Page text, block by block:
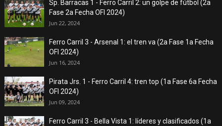
Sp. Barracas 1 - Ferro Carril 2: un golpe de fútbol (2a
Fase 2a Fecha OFI 2024)
Jun 22, 2024
Ferro Carril 3 - Arsenal 1: el tren va (2a Fase 1a Fecha
OFI 2024)
Jun 16, 2024
Pirata Jrs. 1 - Ferro Carril 4: tren top (1a Fase 6a Fecha
OFI 2024)
Jun 09, 2024
Ferro Carril 3 - Bella Vista 1: líderes y clasificados (1a